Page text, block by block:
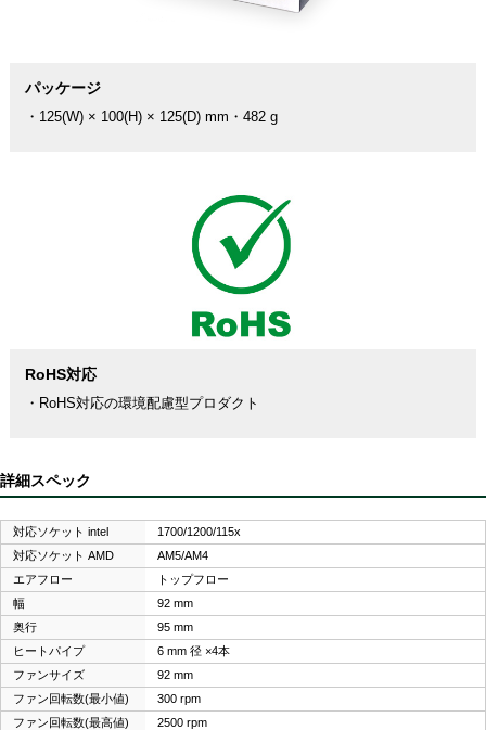
パッケージ
・125(W) × 100(H) × 125(D) mm・482 g
RoHS対応
・RoHS対応の環境配慮型プロダクト
詳細スペック
対応ソケット intel
1700/1200/115x
対応ソケット AMD
AM5/AM4
エアフロー
トップフロー
幅
92 mm
奥行
95 mm
ヒートパイプ
6 mm 径 ×4本
ファンサイズ
92 mm
ファン回転数(最小値)
300 rpm
ファン回転数(最高値)
2500 rpm